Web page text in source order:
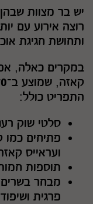
יש בר מצוות
רוצה אירוע עם
ותחושת חגיגת
במקרים כאלה,
קאזה, שמוצע ב־
התפריט כולל:
סלטי שוק
פתיחים כמו
ועראייס
תוספות
מבחר
פרגית